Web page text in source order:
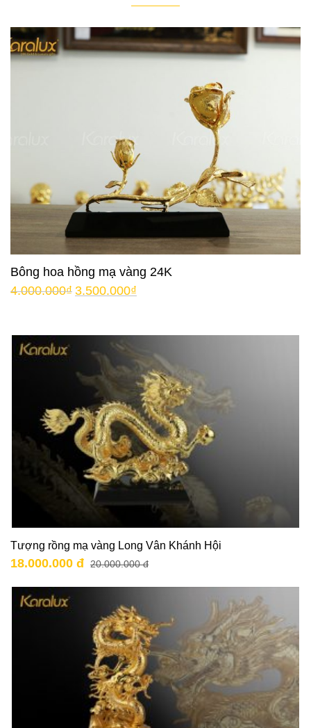
Bông hoa hồng mạ vàng 24K
4.000.000₫ 3.500.000₫
Tượng rồng mạ vàng Long Vân Khánh Hội
18.000.000 đ 20.000.000 đ